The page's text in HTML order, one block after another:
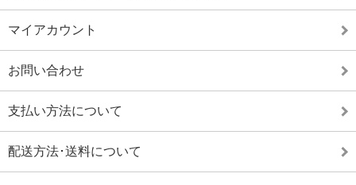
マイアカウント
お問い合わせ
支払い方法について
配送方法･送料について